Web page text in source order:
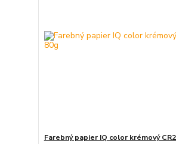
Farebný papier IQ color krémový